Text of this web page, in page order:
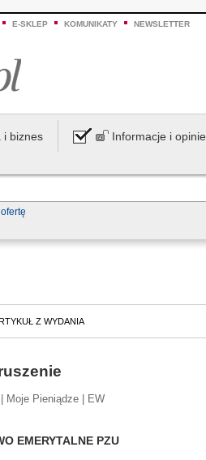
E-SKLEP KOMUNIKATY NEWSLETTER
i biznes Informacje i opinie
Z WYDANIA
Moje Pieniądze | EW
EMERYTALNE PZU